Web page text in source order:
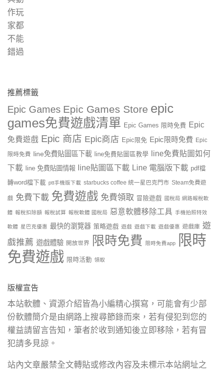
推薦標籤
Epic Games Epic Games Store epic
games免費遊戲清單 Epic Games 限時免費 Epic
免費遊戲 Epic 商店 Epic商店 Epic限免 Epic限時免費 Epic
限時免費 line免費貼圖區下載 line免費貼圖區教學
line免費貼圖如何
下載
line 免費貼圖情報 line貼圖區下載 Line 電腦版下載 pdf檔
轉word檔下載 ptt手機版下載 starbucks coffee 統一星巴克門市 Steam免費遊
戲 免費下載 免費遊戲 免費領取 冒險遊戲 國稅局 網路報稅軟
體 報稅扣除額 報稅試算 報稅軟體 國稅局 惡意軟體移除工具 手機拍照特效
軟體 星巴克優惠 最快的瀏覽器 策略遊戲 遊戲 遊戲下載 遊戲優惠 遊戲庫 遊
戲推薦 遊戲體驗 開放世界 限時免費 限時免費app
限時
免費遊戲 限時活動 領取
版權宣告
本站軟體、資源介紹皆為小編精心撰寫，可能會有少部
份軟體簡介是由網路上搜尋節錄而來，若有侵犯到您的
權益請留言告知，筆者於收到通知後立即移除，若有冒
犯請多見諒。
站內文章嚴禁全文轉貼或修改內容及未標示本站網址之